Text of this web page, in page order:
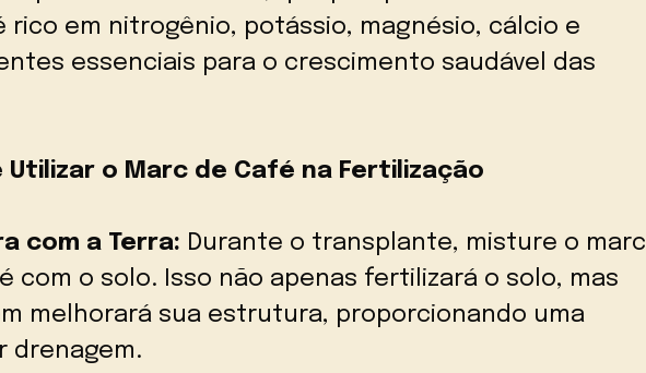
rico em nitrogênio, potássio, magnésio, cálcio e
essenciais para o crescimento saudável das
Utilizar o Marc de Café na Fertilização
com a Terra: Durante o transplante, misture o marc
com o solo. Isso não apenas fertilizará o solo, mas
melhorará sua estrutura, proporcionando uma
drenagem.